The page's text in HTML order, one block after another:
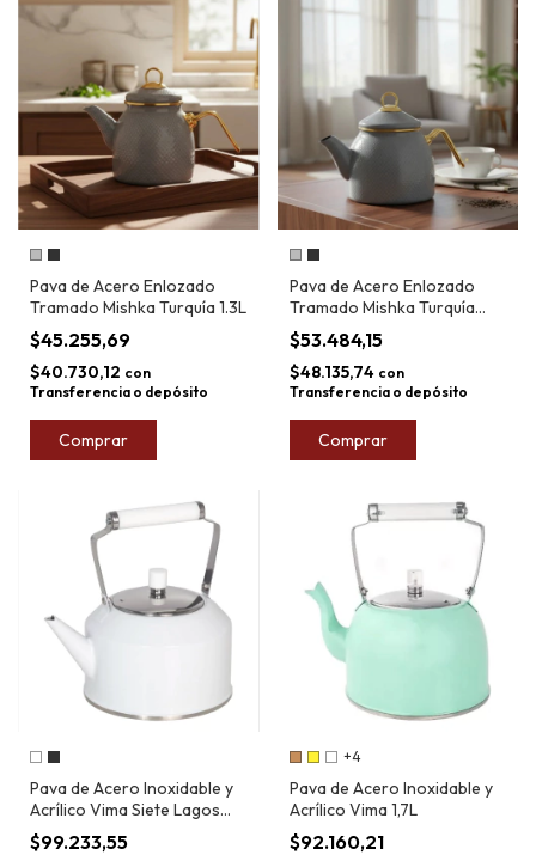
Pava de Acero Enlozado
Tramado Mishka Turquía 1.3L
$45.255,69
$40.730,12 con
Transferencia o depósito
Comprar
Pava de Acero Enlozado
Tramado Mishka Turquía
2,4L
$53.484,15
$48.135,74 con
Transferencia o depósito
Comprar
Pava de Acero Inoxidable y
Acrílico Vima Siete Lagos
1,7L
$99.233,55
+4
Pava de Acero Inoxidable y
Acrílico Vima 1,7L
$92.160,21